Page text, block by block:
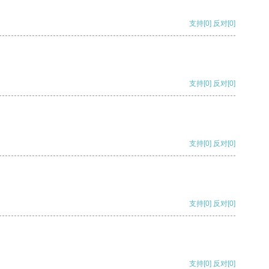
支持[0] 反对[0]
支持[0] 反对[0]
支持[0] 反对[0]
支持[0] 反对[0]
支持[0] 反对[0]